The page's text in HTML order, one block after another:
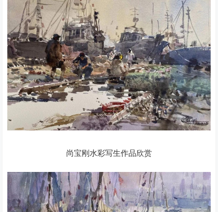
尚宝刚水彩写生作品欣赏